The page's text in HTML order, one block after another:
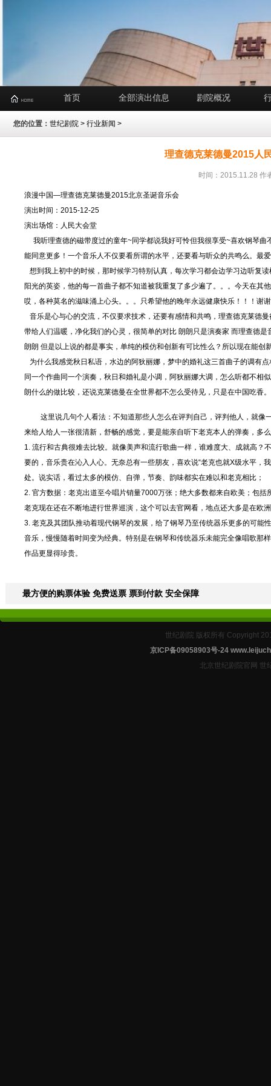
首页 全部演出信息 剧院概况
您的位置： 世纪剧院 > 行业新闻 >
理查德克莱德曼2015人
时间：2015.11.28 作
浪漫中国―理查德克莱德曼2015北京圣诞音乐会
演出时间：2015-12-25
演出场馆：人民大会堂
我听理查德的磁带度过的童年~同学都说我好可怜但我很享受~喜欢钢琴
能同意更多！一个音乐人不仅要看所谓的水平，还要看与听众的共鸣么。最
想到我上初中的时候，那时候学习特别认真，每次学习都会边学习边听复
阳光的英姿，他的每一首曲子都不知道被我重复了多少遍了。。。今天在
哎，各种莫名的滋味涌上心头。。。只希望他的晚年永远健康快乐！！！谢
音乐是心与心的交流，不仅要求技术，还要有感情和共鸣，理查德克莱德
带给人们温暖，净化我们的心灵，很简单的对比 朗朗只是演奏家 而理查德
朗朗 但是以上说的都是事实，单纯的模仿和创新有可比性么？所以现在能创
为什么我感觉秋日私语，水边的阿狄丽娜，梦中的婚礼这三首曲子的调有
同一个作曲同一个演奏，秋日和婚礼是小调，阿狄丽娜大调，怎么听都不
朗什么的做比较，还说克莱德曼在全世界都不怎么受待见，只是在中国吃香。
这里说几句个人看法：不知道那些人怎么在评判自己，评判他人，就像
来给人给人一张很清新，舒畅的感觉，要是能亲自听下老克本人的弹奏，多
1. 流行和古典很难去比较。就像美声和流行歌曲一样，谁难度大、成就高
要的，音乐贵在沁入人心。无奈总有一些朋友，喜欢说“老克也就X级水平，
处。说实话，看过太多的模仿、自弹，节奏、韵味都实在难以和老克相比；
2. 官方数据：老克出道至今唱片销量7000万张；绝大多数都来自欧美；包
老克现在还在不断地进行世界巡演，这个可以去官网看，地点还大多是在欧
3. 老克及其团队推动着现代钢琴的发展，给了钢琴乃至传统器乐更多的可
音乐，慢慢随着时间变为经典。特别是在钢琴和传统器乐未能完全像唱歌那
作品更显得珍贵。
最方便的购票体验 免费送票 票到付款 安全保障
世纪剧院 版权所有 Copyright
京ICP备09058903号-24
北京世纪剧院官网 世